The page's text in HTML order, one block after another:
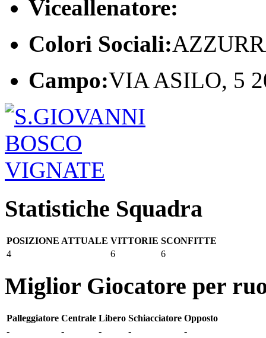
Viceallenatore:
Colori Sociali:
Campo:VIA ASILO, 5
Statistiche Squadra
POSIZIONE ATTUALE VITTORIE SCONFITTE
4
6 6
Miglior Giocatore per
Palleggiatore Centrale Libero Schiacciatore Opposto
-
- - - -